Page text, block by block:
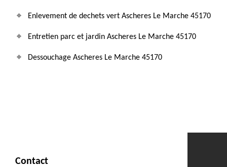
Enlevement de dechets vert Ascheres Le Marche 45170
Entretien parc et jardin Ascheres Le Marche 45170
Dessouchage Ascheres Le Marche 45170
Contact